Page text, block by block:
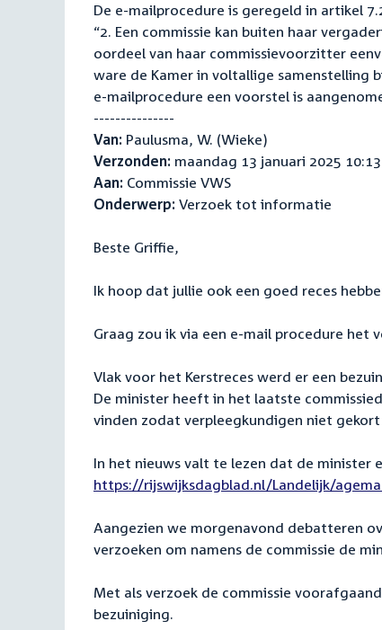
De e-mailprocedure is geregeld in artikel
“2. Een commissie kan buiten haar
oordeel van haar commissievoorzitter
ware de Kamer in voltallige samenstelling
e-mailprocedure een voorstel is
---------------
Van: Paulusma, W. (Wieke)
Verzonden: maandag 13 januari 2025 10:13
Aan: Commissie VWS
Onderwerp: Verzoek tot informatie
Beste Griffie,
Ik hoop dat jullie ook een goed reces
Graag zou ik via een e-mail procedure het
Vlak voor het Kerstreces werd er een
De minister heeft in het laatste
vinden zodat verpleegkundigen niet
In het nieuws valt te lezen dat de minister
External
https://rijswijksdagblad.nl/Landelijk/
Aangezien we morgenavond debatteren
verzoeken om namens de commissie de
Met als verzoek de commissie
bezuiniging.